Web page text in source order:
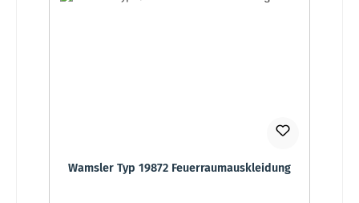
Wamsler Typ 19872 Feuerraumauskleidung